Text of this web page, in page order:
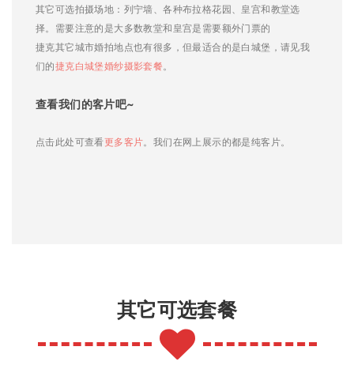
其它可选拍摄场地：列宁墙、各种布拉格花园、皇宫和教堂选
择。需要注意的是大多数教堂和皇宫是需要额外门票的
捷克其它城市婚拍地点也有很多，但最适合的是白城堡，请见我
们的捷克白城堡婚纱摄影套餐。
查看我们的客片吧~
点击此处可查看更多客片。我们在网上展示的都是纯客片。
其它可选套餐